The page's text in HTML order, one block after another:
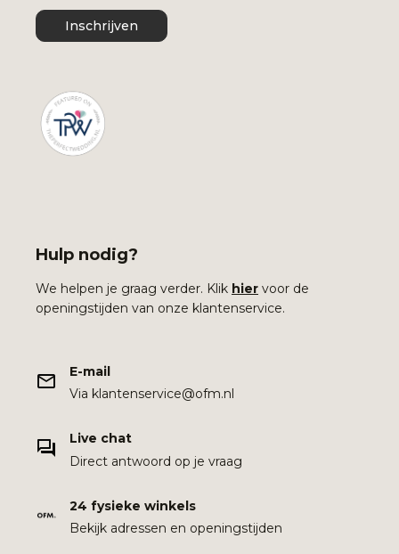
Inschrijven
Hulp nodig?
We helpen je graag verder. Klik hier voor de
openingstijden van onze klantenservice.
E-mail
Via klantenservice@ofm.nl
Live chat
Direct antwoord op je vraag
24 fysieke winkels
Bekijk adressen en openingstijden